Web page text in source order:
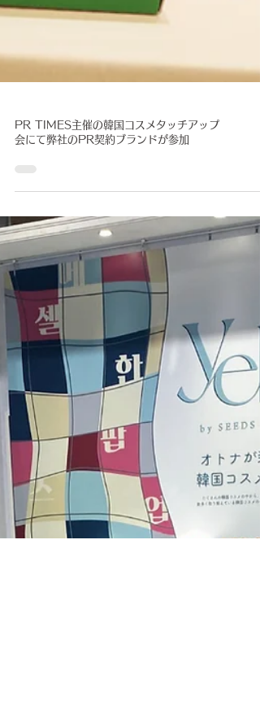
PR TIMES主催の韓国コスメタッチアップ
会にて弊社のPR契約ブランドが参加